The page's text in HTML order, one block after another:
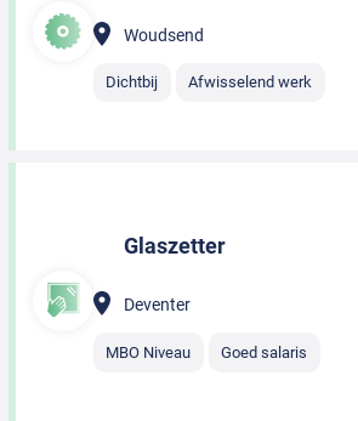
Woudsend
Dichtbij Afwisselend werk
Glaszetter
Deventer
MBO Niveau Goed salaris